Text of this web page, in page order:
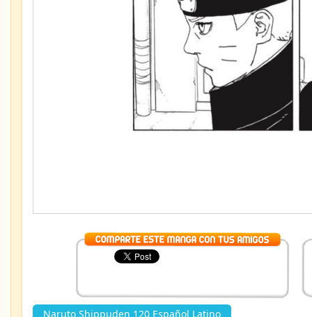
Naruto Shippuden 120 Español Latino